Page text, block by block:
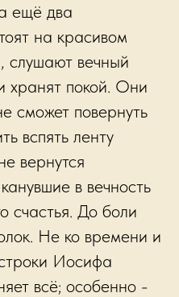
ещё два
на красивом
слушают вечный
хранят покой. Они
сможет повернуть
вспять ленту
вернутся
в вечность
счастья. До боли
Не ко времени и
Иосифа
всё; особенно -